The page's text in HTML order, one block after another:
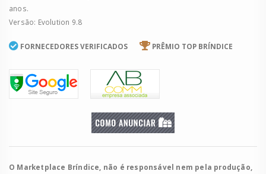
anos.
Versão: Evolution 9.8
FORNECEDORES VERIFICADOS PRÊMIO TOP BRÍNDICE
O Marketplace Bríndice, não é responsável nem pela produção,